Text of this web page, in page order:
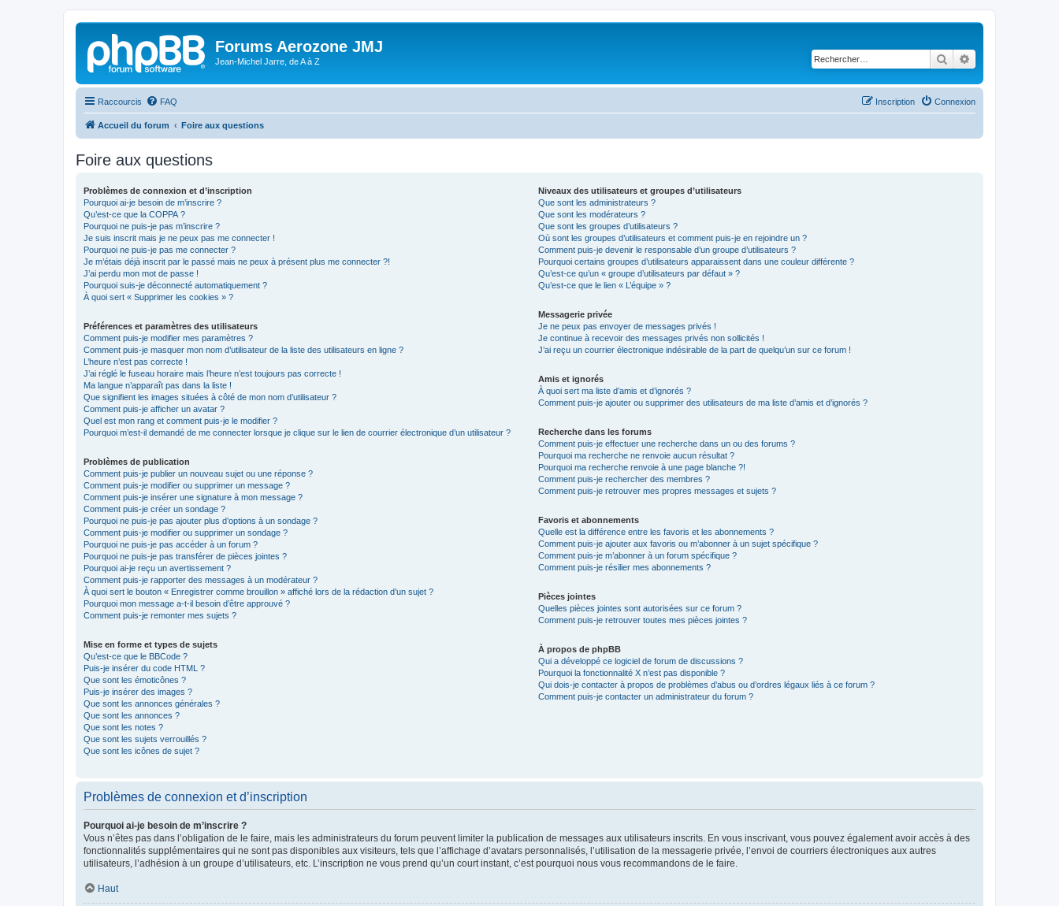
Forums Aerozone JMJ
Jean-Michel Jarre, de A à Z Rechercher
Raccourcis FAQ Connexion
Inscription
Accueil du forum Foire aux questions
Foire aux questions
Problèmes de connexion et d’inscription
Pourquoi ai-je besoin de m’inscrire ?
Qu’est-ce que la COPPA ?
Pourquoi ne puis-je pas m’inscrire ?
Je suis inscrit mais je ne peux pas me connecter !
Pourquoi ne puis-je pas me connecter ?
Je m’étais déjà inscrit par le passé mais ne peux à présent plus me connecter ?!
J’ai perdu mon mot de passe !
Pourquoi suis-je déconnecté automatiquement ?
À quoi sert « Supprimer les cookies » ?
Préférences et paramètres des utilisateurs
Comment puis-je modifier mes paramètres ?
Comment puis-je masquer mon nom d’utilisateur de la liste des utilisateurs en ligne ?
L’heure n’est pas correcte !
J’ai réglé le fuseau horaire mais l’heure n’est toujours pas correcte !
Ma langue n’apparaît pas dans la liste !
Que signifient les images situées à côté de mon nom d’utilisateur ?
Comment puis-je afficher un avatar ?
Quel est mon rang et comment puis-je le modifier ?
Pourquoi m’est-il demandé de me connecter lorsque je clique sur le lien de courrier électronique d’un utilisateur ?
Problèmes de publication
Comment puis-je publier un nouveau sujet ou une réponse ?
Comment puis-je modifier ou supprimer un message ?
Comment puis-je insérer une signature à mon message ?
Comment puis-je créer un sondage ?
Pourquoi ne puis-je pas ajouter plus d’options à un sondage ?
Comment puis-je modifier ou supprimer un sondage ?
Pourquoi ne puis-je pas accéder à un forum ?
Pourquoi ne puis-je pas transférer de pièces jointes ?
Pourquoi ai-je reçu un avertissement ?
Comment puis-je rapporter des messages à un modérateur ?
À quoi sert le bouton « Enregistrer comme brouillon » affiché lors de la rédaction d’un sujet ?
Pourquoi mon message a-t-il besoin d’être approuvé ?
Comment puis-je remonter mes sujets ?
Mise en forme et types de sujets
Qu’est-ce que le BBCode ?
Puis-je insérer du code HTML ?
Que sont les émoticônes ?
Puis-je insérer des images ?
Que sont les annonces générales ?
Que sont les annonces ?
Que sont les notes ?
Que sont les sujets verrouillés ?
Que sont les icônes de sujet ?
Niveaux des utilisateurs et groupes d’utilisateurs
Que sont les administrateurs ?
Que sont les modérateurs ?
Que sont les groupes d’utilisateurs ?
Où sont les groupes d’utilisateurs et comment puis-je en rejoindre un ?
Comment puis-je devenir le responsable d’un groupe d’utilisateurs ?
Pourquoi certains groupes d’utilisateurs apparaissent dans une couleur différente ?
Qu’est-ce qu’un « groupe d’utilisateurs par défaut » ?
Qu’est-ce que le lien « L’équipe » ?
Messagerie privée
Je ne peux pas envoyer de messages privés !
Je continue à recevoir des messages privés non sollicités !
J’ai reçu un courrier électronique indésirable de la part de quelqu’un sur ce forum !
Amis et ignorés
À quoi sert ma liste d’amis et d’ignorés ?
Comment puis-je ajouter ou supprimer des utilisateurs de ma liste d’amis et d’ignorés ?
Recherche dans les forums
Comment puis-je effectuer une recherche dans un ou des forums ?
Pourquoi ma recherche ne renvoie aucun résultat ?
Pourquoi ma recherche renvoie à une page blanche ?!
Comment puis-je rechercher des membres ?
Comment puis-je retrouver mes propres messages et sujets ?
Favoris et abonnements
Quelle est la différence entre les favoris et les abonnements ?
Comment puis-je ajouter aux favoris ou m’abonner à un sujet spécifique ?
Comment puis-je m’abonner à un forum spécifique ?
Comment puis-je résilier mes abonnements ?
Pièces jointes
Quelles pièces jointes sont autorisées sur ce forum ?
Comment puis-je retrouver toutes mes pièces jointes ?
À propos de phpBB
Qui a développé ce logiciel de forum de discussions ?
Pourquoi la fonctionnalité X n’est pas disponible ?
Qui dois-je contacter à propos de problèmes d’abus ou d’ordres légaux liés à ce forum ?
Comment puis-je contacter un administrateur du forum ?
Problèmes de connexion et d’inscription
Pourquoi ai-je besoin de m’inscrire ?
Vous n’êtes pas dans l’obligation de le faire, mais les administrateurs du forum peuvent limiter la publication de messages aux utilisateurs inscrits. En vous inscrivant, vous pouvez également avoir accès à des
fonctionnalités supplémentaires qui ne sont pas disponibles aux visiteurs, tels que l’affichage d’avatars personnalisés, l’utilisation de la messagerie privée, l’envoi de courriers électroniques aux autres
utilisateurs, l’adhésion à un groupe d’utilisateurs, etc. L’inscription ne vous prend qu’un court instant, c’est pourquoi nous vous recommandons de le faire.
Haut